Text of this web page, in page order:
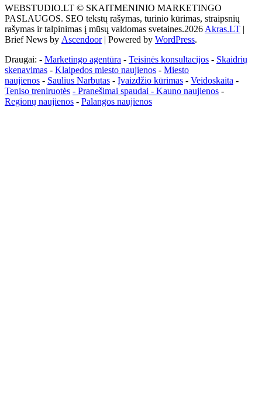
tai
žemės
ploto
matavimo
Pagrindinis
WEBSTUDIO.LT © SKAITMENINIO MARKETINGO
PASLAUGOS. SEO tekstų rašymas, turinio kūrimas, straipsnių
rašymas ir talpinimas į mūsų valdomas svetaines.2026 Akras.LT |
Brief News by Ascendoor| Powered by WordPress.
Draugai: - Marketingo agentūra - Teisinės konsultacijos - Skaidrių
skenavimas - Klaipedos miesto naujienos - Miesto
naujienos - Saulius Narbutas - Įvaizdžio kūrimas - Veidoskaita -
Teniso treniruotės - Pranešimai spaudai - Kauno naujienos -
Regionų naujienos - Palangos naujienos